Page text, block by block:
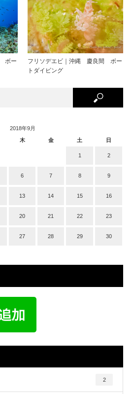
ボー
フリソデエビ｜沖縄 慶良間 ボー
トダイビング
2018年9月
木 金 土 日
1 2
6 7 8 9
13 14 15 16
20 21 22 23
27 28 29 30
2